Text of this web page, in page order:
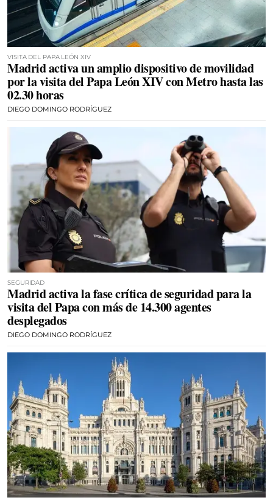
VISITA DEL PAPA LEÓN XIV
Madrid activa un amplio dispositivo de movilidad
por la visita del Papa León XIV con Metro hasta las
02.30 horas
DIEGO DOMINGO RODRÍGUEZ
SEGURIDAD
Madrid activa la fase crítica de seguridad para la
visita del Papa con más de 14.300 agentes
desplegados
DIEGO DOMINGO RODRÍGUEZ